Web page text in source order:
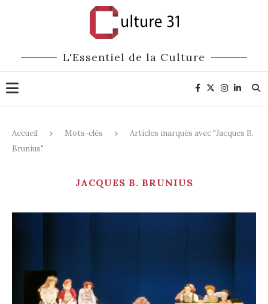
L'Essentiel de la Culture
Accueil Mots-clés
Articles marqués avec "Jacques B.
Brunius"
JACQUES B. BRUNIUS